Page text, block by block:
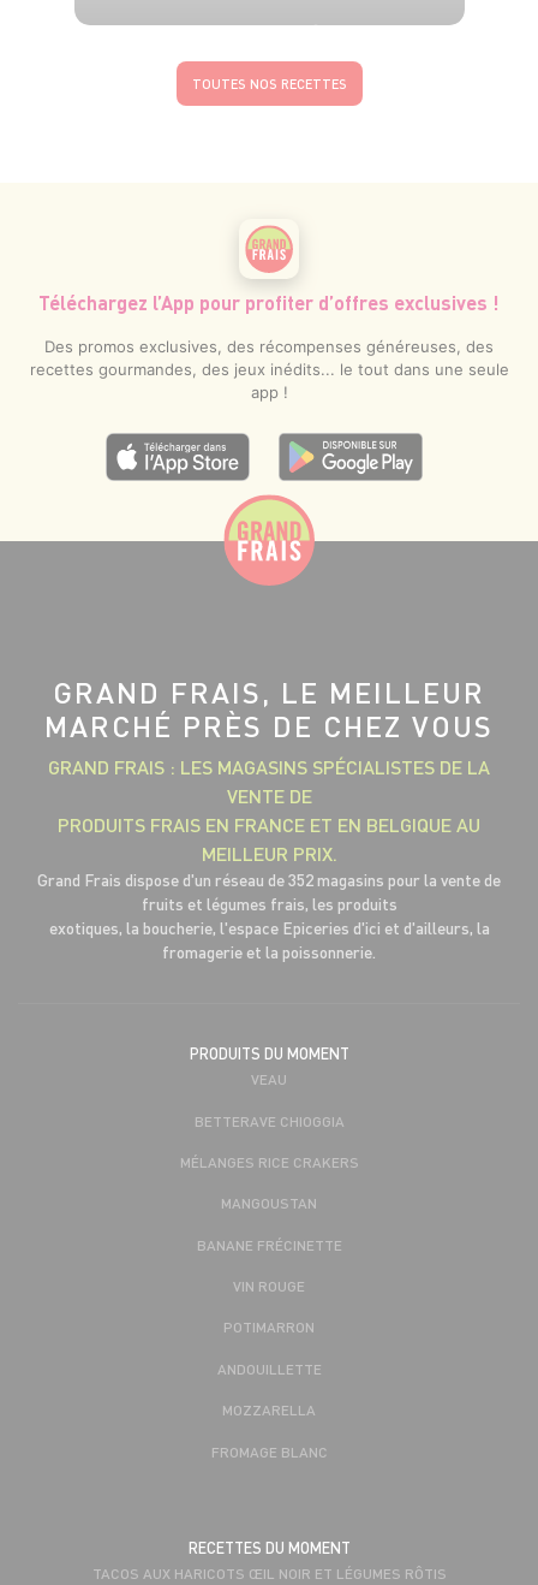
TOUTES NOS RECETTES
Téléchargez l’App pour profiter d’offres exclusives !
Des promos exclusives, des récompenses généreuses, des
recettes gourmandes, des jeux inédits... le tout dans une seule
app !
GRAND FRAIS, LE MEILLEUR
MARCHÉ PRÈS DE CHEZ VOUS
GRAND FRAIS : LES MAGASINS SPÉCIALISTES DE LA
VENTE DE
PRODUITS FRAIS EN FRANCE ET EN BELGIQUE AU
MEILLEUR PRIX.
Grand Frais dispose d'un réseau de 352 magasins pour la vente de
fruits et légumes frais, les produits
exotiques, la boucherie, l'espace Epiceries d'ici et d'ailleurs, la
fromagerie et la poissonnerie.
PRODUITS DU MOMENT
VEAU
BETTERAVE CHIOGGIA
MÉLANGES RICE CRAKERS
MANGOUSTAN
BANANE FRÉCINETTE
VIN ROUGE
POTIMARRON
ANDOUILLETTE
MOZZARELLA
FROMAGE BLANC
RECETTES DU MOMENT
TACOS AUX HARICOTS ŒIL NOIR ET LÉGUMES RÔTIS